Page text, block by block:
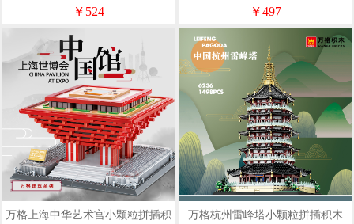
积木#7217
￥524
木#7212
￥497
万格上海中华艺术宫小颗粒拼插积
万格杭州雷峰塔小颗粒拼插积木